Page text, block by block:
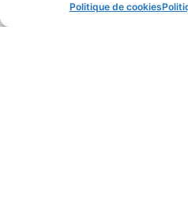
Politique de cookies